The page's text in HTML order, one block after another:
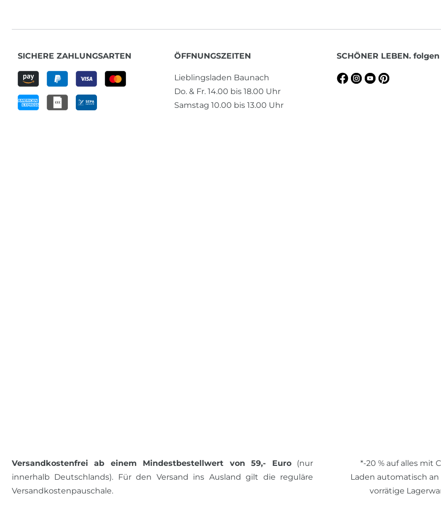
SICHERE ZAHLUNGSARTEN ÖFFNUNGSZEITEN
Lieblingsladen Baunach
Do. & Fr. 14.00 bis 18.00 Uhr
Samstag 10.00 bis 13.00 Uhr
SCHÖNER LEBEN. folgen
Versandkostenfrei ab einem Mindestbestellwert von 59,- Euro(nur
innerhalb Deutschlands). Für den Versand ins Ausland gilt die reguläre
Versandkostenpauschale.
*-20 % auf alles mit
Laden automatisch an
vorrätige